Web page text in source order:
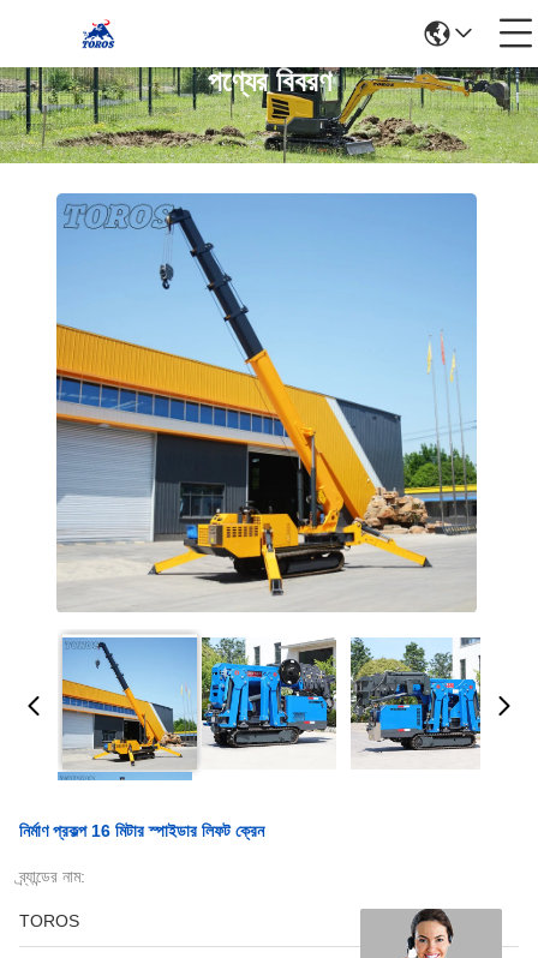
পণ্যের বিবরণ
নির্মাণ প্রকল্প 16 মিটার স্পাইডার লিফট ক্রেন
ব্র্যান্ডের নাম:
TOROS